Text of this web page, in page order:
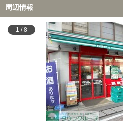
周辺情報
1 /8